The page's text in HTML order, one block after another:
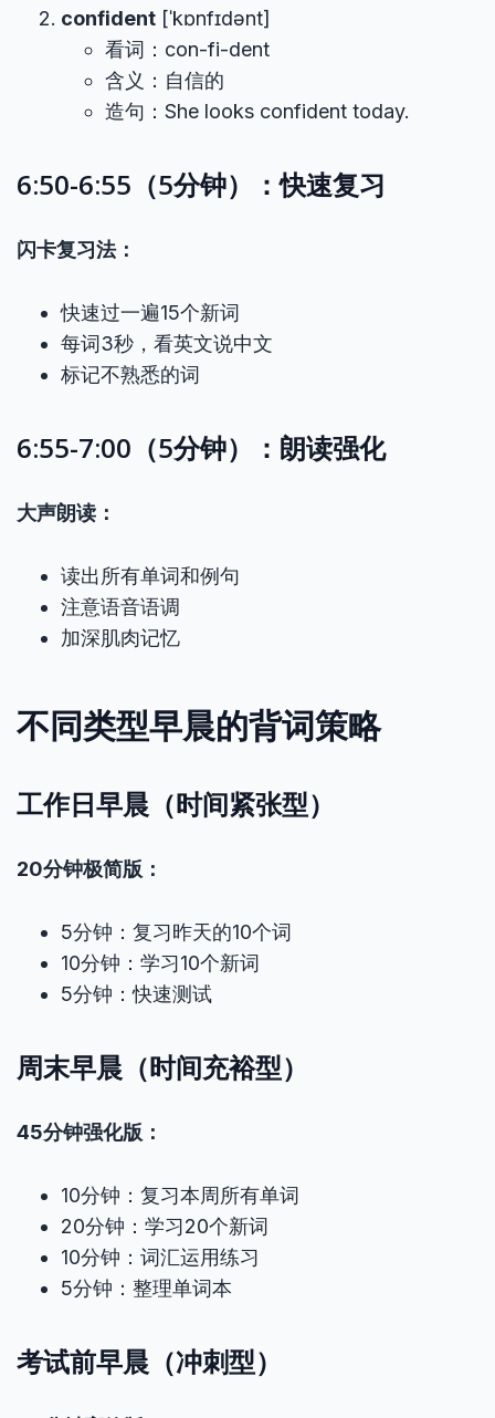
confident [ˈkɒnfɪdənt]
看词：con-fi-dent
含义：自信的
造句：She looks confident today.
6:50-6:55（5分钟）：快速复习
闪卡复习法：
快速过一遍15个新词
每词3秒，看英文说中文
标记不熟悉的词
6:55-7:00（5分钟）：朗读强化
大声朗读：
读出所有单词和例句
注意语音语调
加深肌肉记忆
不同类型早晨的背词策略
工作日早晨（时间紧张型）
20分钟极简版：
5分钟：复习昨天的10个词
10分钟：学习10个新词
5分钟：快速测试
周末早晨（时间充裕型）
45分钟强化版：
10分钟：复习本周所有单词
20分钟：学习20个新词
10分钟：词汇运用练习
5分钟：整理单词本
考试前早晨（冲刺型）